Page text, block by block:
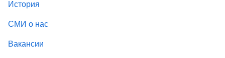
История
СМИ о нас
Вакансии